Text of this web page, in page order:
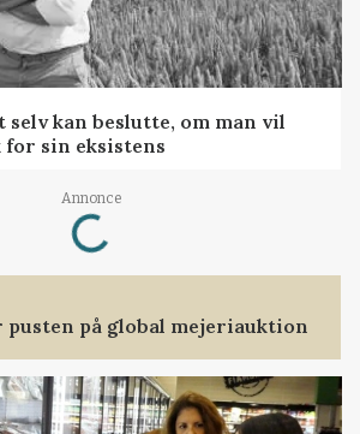
kan beslutte, om man vil
sin eksistens
Annonce
Loading...
på global mejeriauktion